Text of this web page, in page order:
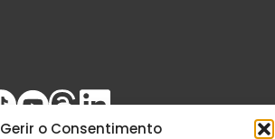
Gerir o Consentimento